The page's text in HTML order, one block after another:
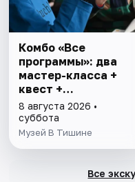
Комбо «Все
программы»: два
мастер-класса +
квест +
интерактивная
экскурсия
8 августа 2026 •
суббота
Музей В Тишине
Все